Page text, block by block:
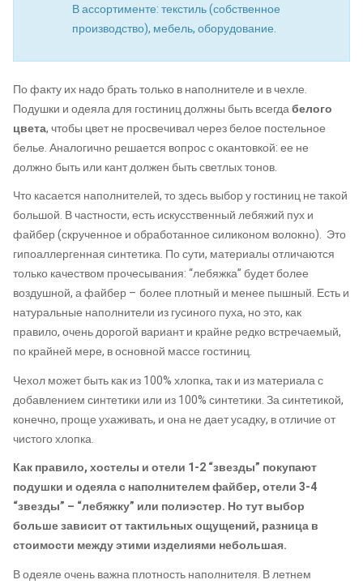
В ассортименте: текстиль (собственное
производство), мебель, оборудование.
По факту их надо брать только в наполнителе и в чехле.
Подушки и одеяла для гостиниц должны быть всегдабелого
цвета, чтобы цвет не просвечивал через белое постельное
белье. Аналогично решается вопрос с окантовкой: ее не
должно быть или кант должен быть светлых тонов.
Что касается наполнителей, то здесь выбор у гостиниц не такой
большой. В частности, есть искусственный лебяжий пух и
файбер (скрученное и обработанное силиконом волокно). Это
гипоаллергенная синтетика. По сути, материалы отличаются
только качеством прочесывания: “лебяжка” будет более
воздушной, а файбер – более плотный и менее пышный. Есть и
натуральные наполнители из гусиного пуха, но это, как
правило, очень дорогой вариант и крайне редко встречаемый,
по крайней мере, в основной массе гостиниц.
Чехол может быть как из 100% хлопка, так и из материала с
добавлением синтетики или из 100% синтетики. За синтетикой,
конечно, проще ухаживать, и она не дает усадку, в отличие от
чистого хлопка.
Как правило, хостелы и отели 1-2 “звезды” покупают
подушки и одеяла с наполнителем файбер, отели 3-4
“звезды” – “лебяжку” или полиэстер. Но тут выбор
больше зависит от тактильных ощущений, разница в
стоимости между этими изделиями небольшая.
В одеяле очень важна плотность наполнителя. В летнем